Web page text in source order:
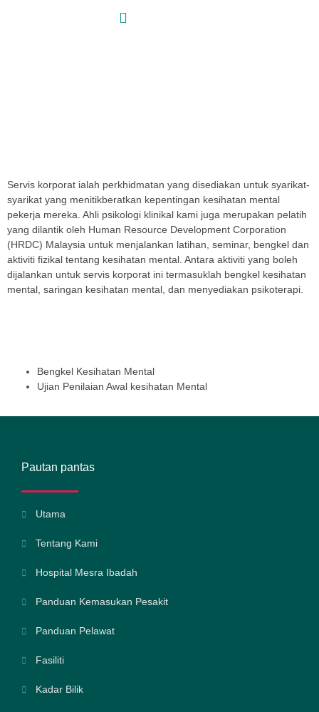
Servis korporat ialah perkhidmatan yang disediakan untuk syarikat-
syarikat yang menitikberatkan kepentingan kesihatan mental
pekerja mereka. Ahli psikologi klinikal kami juga merupakan pelatih
yang dilantik oleh Human Resource Development Corporation
(HRDC) Malaysia untuk menjalankan latihan, seminar, bengkel dan
aktiviti fizikal tentang kesihatan mental. Antara aktiviti yang boleh
dijalankan untuk servis korporat ini termasuklah bengkel kesihatan
mental, saringan kesihatan mental, dan menyediakan psikoterapi.
Bengkel Kesihatan Mental
Ujian Penilaian Awal kesihatan Mental
Pautan pantas
Utama
Tentang Kami
Hospital Mesra Ibadah
Panduan Kemasukan Pesakit
Panduan Pelawat
Fasiliti
Kadar Bilik